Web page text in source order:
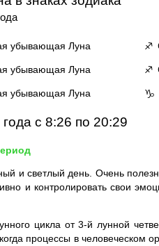
убывающая Луна ♐
убывающая Луна ♐
убывающая Луна ♑
с 8:26 по 20:29
и светлый день. Очень
и контролировать свои
цикла от 3-й лунной
процессы в человеческом